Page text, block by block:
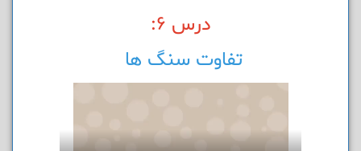
درس 6:
تفاوت سنگ ها